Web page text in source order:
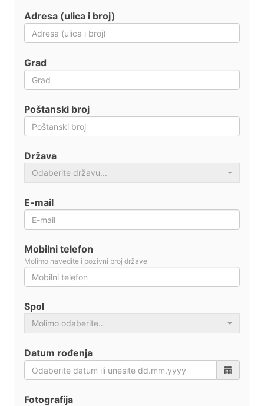
Adresa (ulica i broj)
Grad
Poštanski broj
Država
Odaberite državu...
E-mail
Mobilni telefon
Molimo navedite i pozivni broj države
Spol
Molimo odaberite…
Datum rođenja
Fotografija